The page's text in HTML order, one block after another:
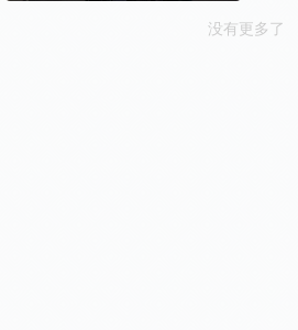
没有更多了